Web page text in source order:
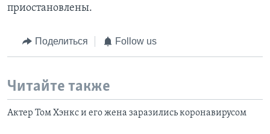
приостановлены.
Поделиться Follow us
Читайте также
Актер Том Хэнкс и его жена заразились коронавирусом